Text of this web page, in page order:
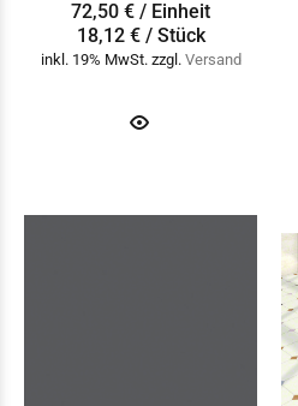
72,50 € / Einheit
18,12 € / Stück
inkl. 19% MwSt. zzgl. Versand